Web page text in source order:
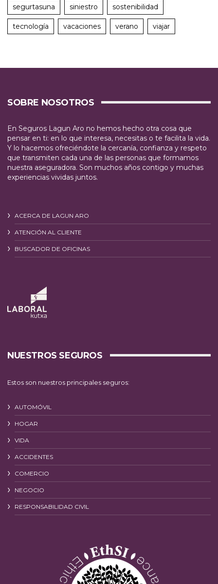
segurtasuna siniestro sostenibilidad
tecnología vacaciones verano viajar
SOBRE NOSOTROS
En Seguros Lagun Aro no hemos hecho otra cosa que
pensar en ti: en lo que interesa, necesitas o te facilita la vida.
Y lo hacemos ofreciéndote la cercanía, confianza y respeto
que transmiten cada una de las personas que formamos
nuestra aseguradora. Son muchos años contigo y muchas
experiencias vividas juntos.
ACERCA DE LAGUN ARO
ATENCIÓN AL CLIENTE
BUSCADOR DE OFICINAS
NUESTROS SEGUROS
Estos son nuestros principales seguros:
AUTOMÓVIL
HOGAR
VIDA
ACCIDENTES
COMERCIO
NEGOCIO
RESPONSABILIDAD CIVIL